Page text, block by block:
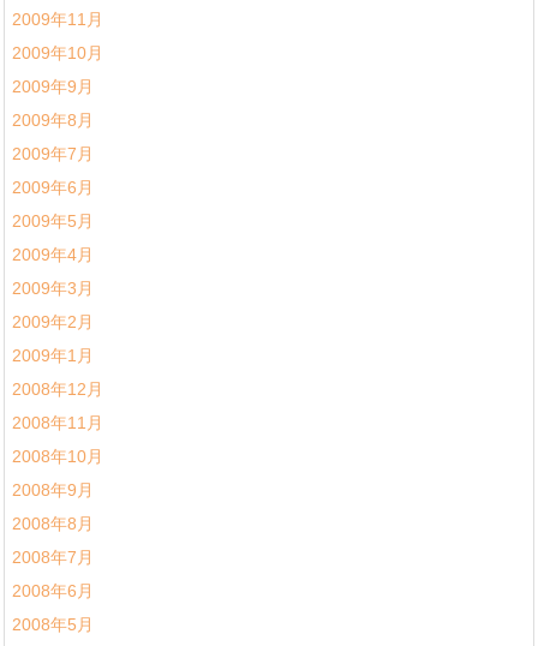
2009年11月
2009年10月
2009年9月
2009年8月
2009年7月
2009年6月
2009年5月
2009年4月
2009年3月
2009年2月
2009年1月
2008年12月
2008年11月
2008年10月
2008年9月
2008年8月
2008年7月
2008年6月
2008年5月